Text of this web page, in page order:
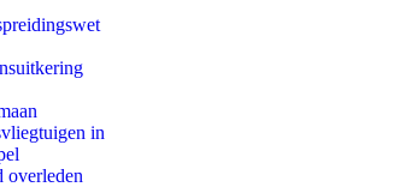
in
overleden